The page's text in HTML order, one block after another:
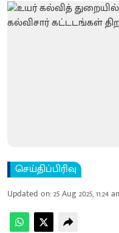
செய்திப்பிரிவு
Updated on:25 Aug 2025, 11:24